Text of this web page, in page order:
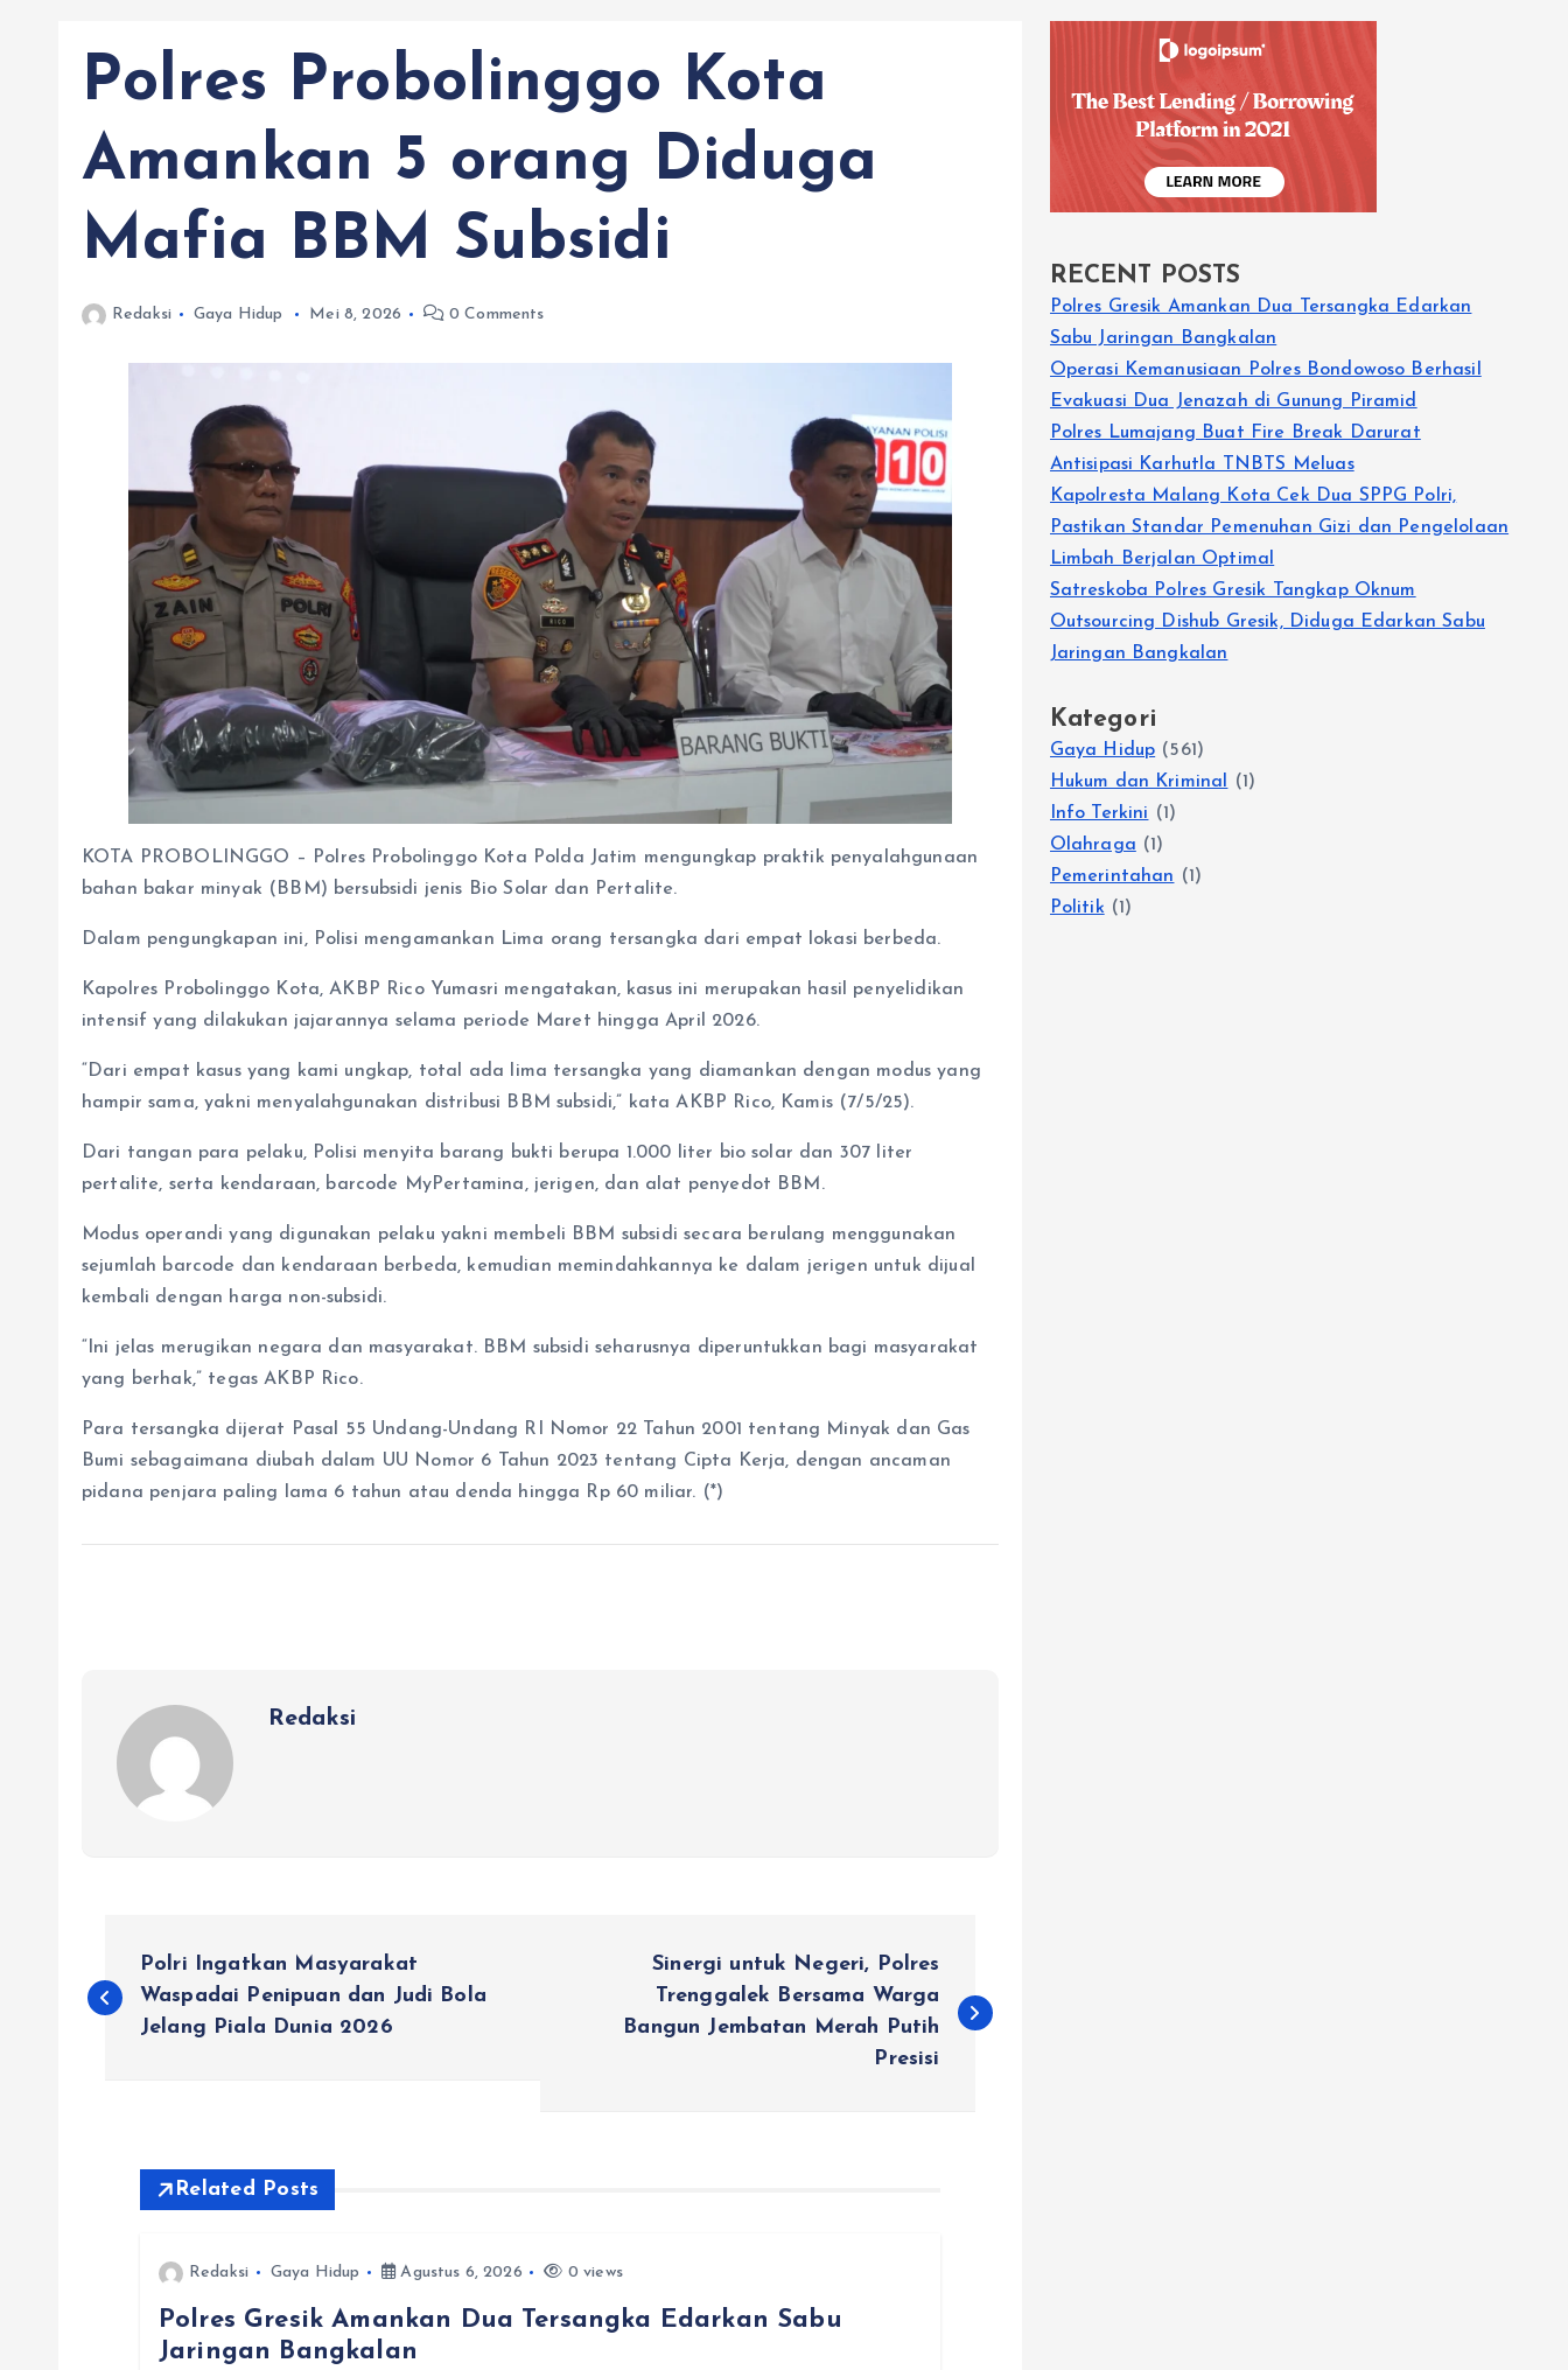
Polres Probolinggo Kota
Amankan 5 orang Diduga
Mafia BBM Subsidi
Redaksi Gaya Hidup Mei 8, 2026 0 Comments
KOTA PROBOLINGGO – Polres Probolinggo Kota Polda Jatim mengungkap praktik penyalahgunaan
bahan bakar minyak (BBM) bersubsidi jenis Bio Solar dan Pertalite.
Dalam pengungkapan ini, Polisi mengamankan Lima orang tersangka dari empat lokasi berbeda.
Kapolres Probolinggo Kota, AKBP Rico Yumasri mengatakan, kasus ini merupakan hasil penyelidikan
intensif yang dilakukan jajarannya selama periode Maret hingga April 2026.
“Dari empat kasus yang kami ungkap, total ada lima tersangka yang diamankan dengan modus yang
hampir sama, yakni menyalahgunakan distribusi BBM subsidi,” kata AKBP Rico, Kamis (7/5/25).
Dari tangan para pelaku, Polisi menyita barang bukti berupa 1.000 liter bio solar dan 307 liter
pertalite, serta kendaraan, barcode MyPertamina, jerigen, dan alat penyedot BBM.
Modus operandi yang digunakan pelaku yakni membeli BBM subsidi secara berulang menggunakan
sejumlah barcode dan kendaraan berbeda, kemudian memindahkannya ke dalam jerigen untuk dijual
kembali dengan harga non-subsidi.
“Ini jelas merugikan negara dan masyarakat. BBM subsidi seharusnya diperuntukkan bagi masyarakat
yang berhak,” tegas AKBP Rico.
Para tersangka dijerat Pasal 55 Undang-Undang RI Nomor 22 Tahun 2001 tentang Minyak dan Gas
Bumi sebagaimana diubah dalam UU Nomor 6 Tahun 2023 tentang Cipta Kerja, dengan ancaman
pidana penjara paling lama 6 tahun atau denda hingga Rp 60 miliar. (*)
Redaksi
a
Polri Ingatkan Masyarakat
Waspadai Penipuan dan Judi Bola
Jelang Piala Dunia 2026
Sinergi untuk Negeri, Polres
Trenggalek Bersama Warga
Bangun Jembatan Merah Putih
Presisi
Related Posts
Redaksi Gaya Hidup Agustus 6, 2026 0 views
Polres Gresik Amankan Dua Tersangka Edarkan Sabu
Jaringan Bangkalan
RECENT POSTS
Polres Gresik Amankan Dua Tersangka Edarkan
Sabu Jaringan Bangkalan
Operasi Kemanusiaan Polres Bondowoso Berhasil
Evakuasi Dua Jenazah di Gunung Piramid
Polres Lumajang Buat Fire Break Darurat
Antisipasi Karhutla TNBTS Meluas
Kapolresta Malang Kota Cek Dua SPPG Polri,
Pastikan Standar Pemenuhan Gizi dan Pengelolaan
Limbah Berjalan Optimal
Satreskoba Polres Gresik Tangkap Oknum
Outsourcing Dishub Gresik, Diduga Edarkan Sabu
Jaringan Bangkalan
Kategori
Gaya Hidup (561)
Hukum dan Kriminal
(1)
Info Terkini (1)
Olahraga (1)
Pemerintahan (1)
Politik (1)